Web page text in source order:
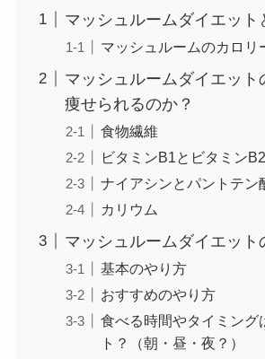
マッシュルームダイエット
マッシュルームのカロリ
マッシュルームダイエット
痩せられるのか？
食物繊維
ビタミンB1とビタミンB2
ナイアシンとパントテン
カリウム
マッシュルームダイエット
基本のやり方
おすすめのやり方
食べる時間やタイミング
ト？（朝・昼・夜？）